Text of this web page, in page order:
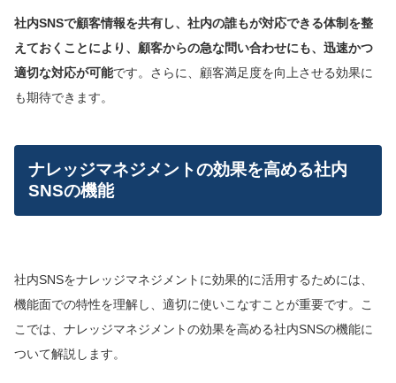
社内SNSで顧客情報を共有し、社内の誰もが対応できる体制を整
えておくことにより、顧客からの急な問い合わせにも、迅速かつ
適切な対応が可能です。さらに、顧客満足度を向上させる効果に
も期待できます。
ナレッジマネジメントの効果を高める社内
SNSの機能
社内SNSをナレッジマネジメントに効果的に活用するためには、
機能面での特性を理解し、適切に使いこなすことが重要です。こ
こでは、ナレッジマネジメントの効果を高める社内SNSの機能に
ついて解説します。